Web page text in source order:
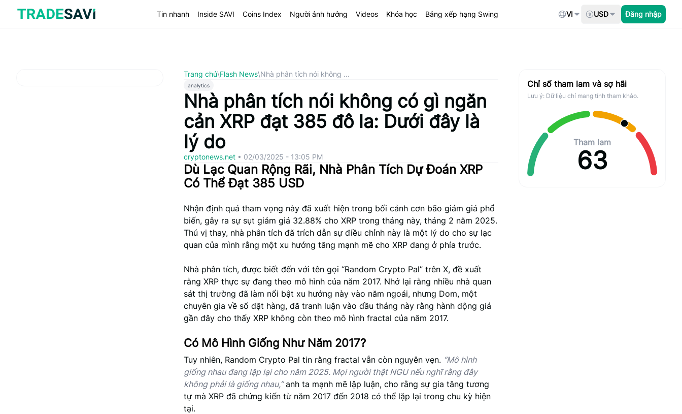
Tin nhanh Inside SAVI Coins Index Người ảnh hưởng Videos Khóa học Bảng xếp hạng Swing VI USD Đăng nhập
Trang chủ\Flash News\Nhà phân tích nói không ...
analytics
Nhà phân tích nói không có gì ngăn
cản XRP đạt 385 đô la: Dưới đây là
lý do
cryptonews.net • 02/03/2025 - 13:05 PM
Dù Lạc Quan Rộng Rãi, Nhà Phân Tích Dự Đoán XRP
Có Thể Đạt 385 USD
Nhận định quá tham vọng này đã xuất hiện trong bối cảnh cơn bão giảm giá phổ
biến, gây ra sự sụt giảm giá 32.88% cho XRP trong tháng này, tháng 2 năm 2025.
Thú vị thay, nhà phân tích đã trích dẫn sự điều chỉnh này là một lý do cho sự lạc
quan của mình rằng một xu hướng tăng mạnh mẽ cho XRP đang ở phía trước.
Nhà phân tích, được biết đến với tên gọi “Random Crypto Pal” trên X, đề xuất
rằng XRP thực sự đang theo mô hình của năm 2017. Nhớ lại rằng nhiều nhà quan
sát thị trường đã làm nổi bật xu hướng này vào năm ngoái, nhưng Dom, một
chuyên gia về sổ đặt hàng, đã tranh luận vào đầu tháng này rằng hành động giá
gần đây cho thấy XRP không còn theo mô hình fractal của năm 2017.
Có Mô Hình Giống Như Năm 2017?
Tuy nhiên, Random Crypto Pal tin rằng fractal vẫn còn nguyên vẹn. “Mô hình
giống nhau đang lặp lại cho năm 2025. Mọi người thật NGU nếu nghĩ rằng đây
không phải là giống nhau,”anh ta mạnh mẽ lập luận, cho rằng sự gia tăng tương
tự mà XRP đã chứng kiến từ năm 2017 đến 2018 có thể lặp lại trong chu kỳ hiện
tại.
Chỉ số tham lam và sợ hãi
Lưu ý: Dữ liệu chỉ mang tính tham khảo.
Tham lam
63